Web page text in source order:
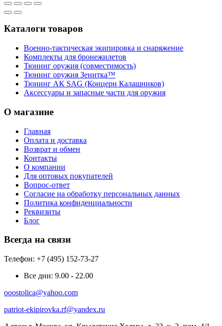
Каталоги товаров
Военно-тактическая экипировка и снаряжение
Комплекты для бронежилетов
Тюнинг оружия (совместимость)
Тюнинг оружия Зенитка™
Тюнинг АК SAG (Концерн Калашников)
Аксессуары и запасные части для оружия
О магазине
Главная
Оплата и доставка
Возврат и обмен
Контакты
О компании
Для оптовых покупателей
Вопрос-ответ
Согласие на обработку персональных данных
Политика конфиденциальности
Реквизиты
Блог
Всегда на связи
Телефон: +7 (495) 152-73-27
Все дни: 9.00 - 22.00
ooostolica@yahoo.com
patriot-ekipirovka.rf@yandex.ru